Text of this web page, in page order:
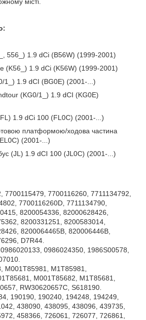
556_) 1.9 dCi (B56W) (1999-2001)
(K56_) 1.9 dCi (K56W) (1999-2001)
1_) 1.9 dCI (BG0E) (2001-...)
(KG0/1_) 1.9 dCI (KG0E)
1.9 dCi 100 (FL0C) (2001-...)
платформою/ходова частина
(2001-...)
(JL) 1.9 dCI 100 (JL0C) (2001-...)
7700115479, 7700116260, 7711134792,
7700116260D, 7711134790,
8200054336, 82000628426,
8200331251, 8200583014,
8200064465B, 820006446B,
D7R44.
0986024350, 1986S00578,
M001T85981, M1T85981,
M001T85682, M1T85681,
RW30620657C, S618190.
190190, 190240, 194248, 194249,
438090, 438095, 438096, 439735,
458366, 726061, 726077, 726861,